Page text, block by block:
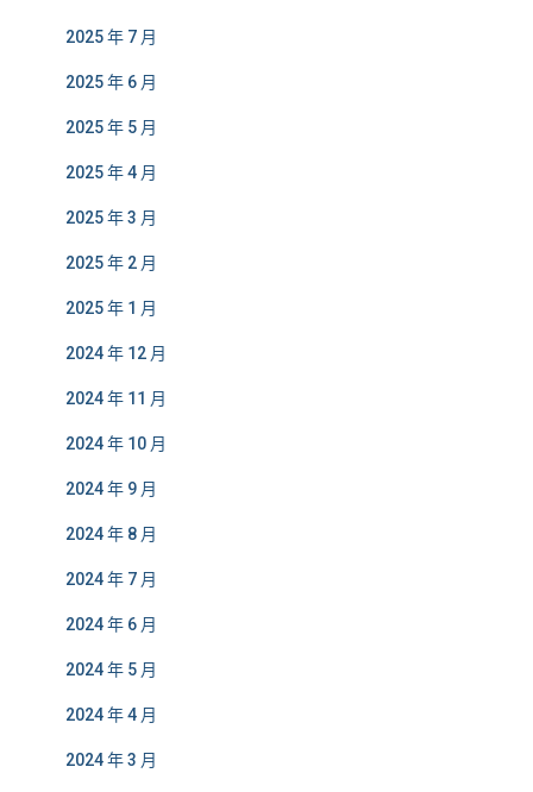
2025 年 7 月
2025 年 6 月
2025 年 5 月
2025 年 4 月
2025 年 3 月
2025 年 2 月
2025 年 1 月
2024 年 12 月
2024 年 11 月
2024 年 10 月
2024 年 9 月
2024 年 8 月
2024 年 7 月
2024 年 6 月
2024 年 5 月
2024 年 4 月
2024 年 3 月